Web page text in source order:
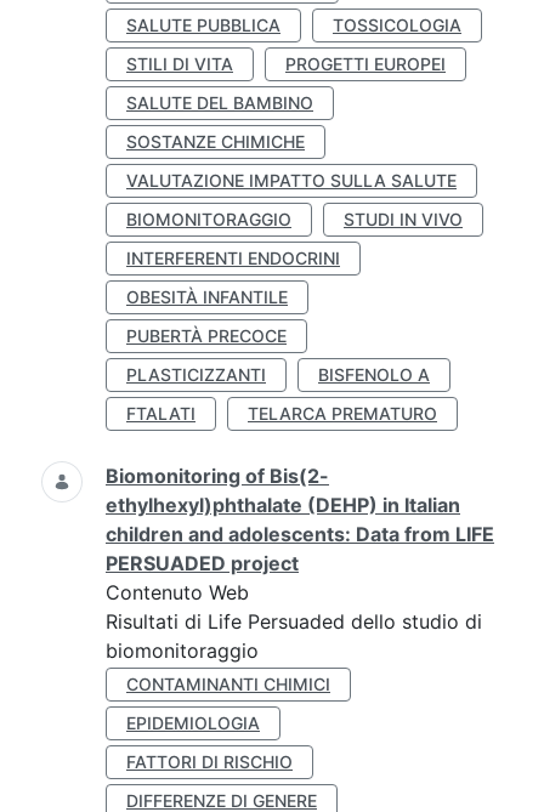
SALUTE PUBBLICA
TOSSICOLOGIA
STILI DI VITA
PROGETTI EUROPEI
SALUTE DEL BAMBINO
SOSTANZE CHIMICHE
VALUTAZIONE IMPATTO SULLA SALUTE
BIOMONITORAGGIO
STUDI IN VIVO
INTERFERENTI ENDOCRINI
OBESITÀ INFANTILE
PUBERTÀ PRECOCE
PLASTICIZZANTI
BISFENOLO A
FTALATI
TELARCA PREMATURO
Biomonitoring of Bis(2-
ethylhexyl)phthalate (DEHP) in Italian
children and adolescents: Data from LIFE
PERSUADED project
Contenuto Web
Risultati di Life Persuaded dello studio di
biomonitoraggio
CONTAMINANTI CHIMICI
EPIDEMIOLOGIA
FATTORI DI RISCHIO
DIFFERENZE DI GENERE